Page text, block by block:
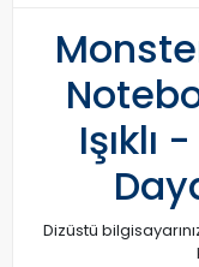
Işıklı
Dizüstü